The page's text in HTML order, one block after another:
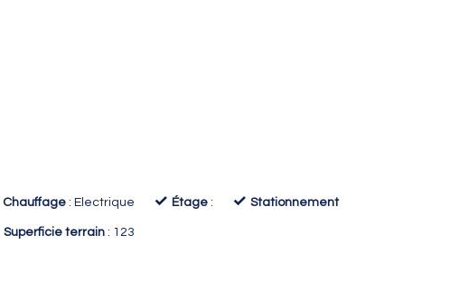
Chauffage : Electrique ✓ Étage : ✓ Stationnement
Superficie terrain : 123